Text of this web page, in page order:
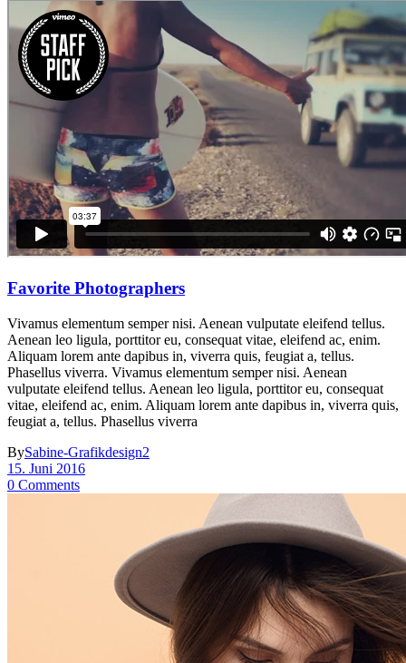
Favorite Photographers
Vivamus elementum semper nisi. Aenean vulputate eleifend tellus.
Aenean leo ligula, porttitor eu, consequat vitae, eleifend ac, enim.
Aliquam lorem ante dapibus in, viverra quis, feugiat a, tellus.
Phasellus viverra. Vivamus elementum semper nisi. Aenean
vulputate eleifend tellus. Aenean leo ligula, porttitor eu, consequat
vitae, eleifend ac, enim. Aliquam lorem ante dapibus in, viverra quis,
feugiat a, tellus. Phasellus viverra
BySabine-Grafikdesign2
15. Juni 2016
0 Comments